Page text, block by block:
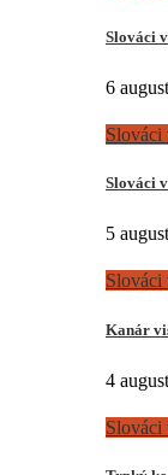
Slováci
6
Slováci
Slováci
5
Slováci
Kanár
4
Slováci